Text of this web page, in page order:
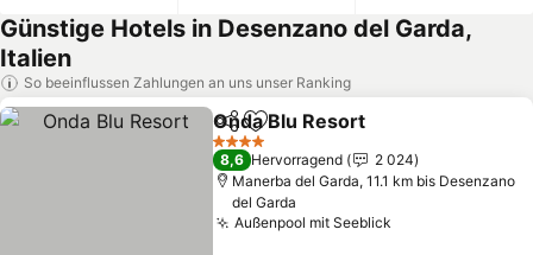
Günstige Hotels in Desenzano del Garda,
Italien
So beeinflussen Zahlungen an uns unser Ranking
TeilenZu Favoriten hinzufügen
Onda Blu Resort
4 Sterne
8,6 Hervorragend
2 024
Manerba del Garda, 11.1 km bis Desenzano
del Garda
Außenpool mit Seeblick